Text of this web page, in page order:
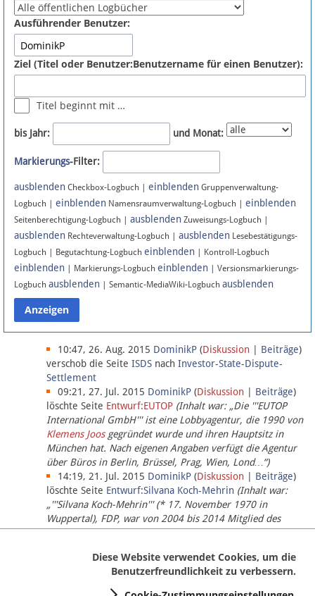
Fördermitglied werden
Fehler melden
Newsletter
Bluesky
Facebook
Instagram
Anmelden
Datenschutz
Über Lobbypedia
Impressum
Ausführender Benutzer:
Ziel (Titel oder Benutzer:Benutzername für einen Benutzer):
Titel beginnt mit …
bis Jahr: und Monat:
Markierungs-Filter:
ausblenden Checkbox-Logbuch | einblenden Gruppenverwaltung-
Logbuch | einblenden Namensraumverwaltung-Logbuch | einblenden
Seitenberechtigung-Logbuch | ausblenden Zuweisungs-Logbuch |
ausblenden Rechteverwaltung-Logbuch | ausblenden Lesebestätigungs-
Logbuch | Begutachtung-Logbuch einblenden | Kontroll-Logbuch
einblenden | Markierungs-Logbuch einblenden | Versionsmarkierungs-
Logbuch ausblenden | Semantic-MediaWiki-Logbuch ausblenden
10:47, 26. Aug. 2015 DominikP (Diskussion Beiträge)
verschob die Seite ISDS nach Investor-State-Dispute-
Settlement
09:21, 27. Jul. 2015 DominikP (Diskussion Beiträge)
löschte Seite Entwurf:EUTOP (Inhalt war: „Die '''EUTOP
International GmbH''' ist eine Lobbyagentur, die 1990 von
Klemens Joosgegründet wurde und ihren Hauptsitz in
München hat. Nach eigenen Angaben verfügt die Agentur
über Büros in Berlin, Brüssel, Prag, Wien, Lond…“)
14:19, 21. Jul. 2015 DominikP (Diskussion Beiträge)
löschte Seite Entwurf:Silvana Koch-Mehrin (Inhalt war:
„'''Silvana Koch-Mehrin''' (* 17. November 1970 in
Wuppertal), FDP, war von 2004 bis 2014 Mitglied des
Europäischen Parlaments, seit November 2014 ist sie für
Diese Website verwendet Cookies, um die
Benutzerfreundlichkeit zu verbessern.